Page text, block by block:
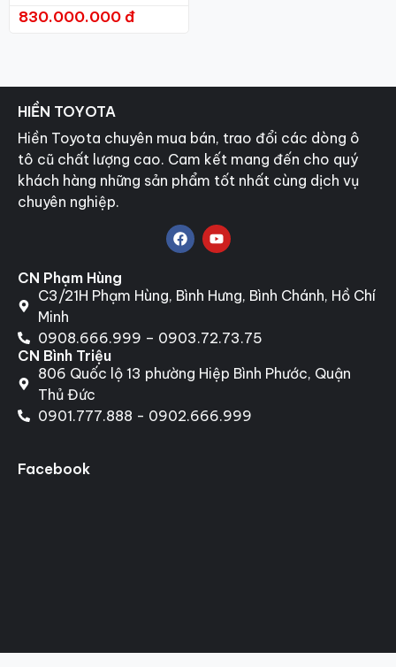
830.000.000 đ
HIỀN TOYOTA
Hiền Toyota chuyên mua bán, trao đổi các dòng ô
tô cũ chất lượng cao. Cam kết mang đến cho quý
khách hàng những sản phẩm tốt nhất cùng dịch vụ
chuyên nghiệp.
CN Phạm Hùng
C3/21H Phạm Hùng, Bình Hưng, Bình Chánh, Hồ Chí
Minh
0908.666.999 – 0903.72.73.75
CN Bình Triệu
806 Quốc lộ 13 phường Hiệp Bình Phước, Quận
Thủ Đức
0901.777.888 - 0902.666.999
Facebook